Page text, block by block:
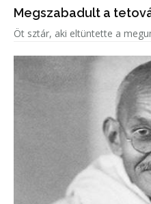
Megszabadult a
Öt sztár, aki eltüntette a